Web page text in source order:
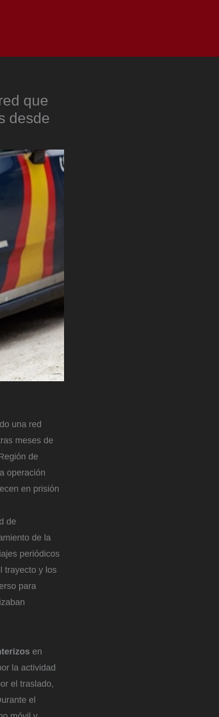
que
desde
una red
meses de
de
operación
en prisión
de
de la
periódicos
trayecto y los
para
en
la actividad
el traslado,
el